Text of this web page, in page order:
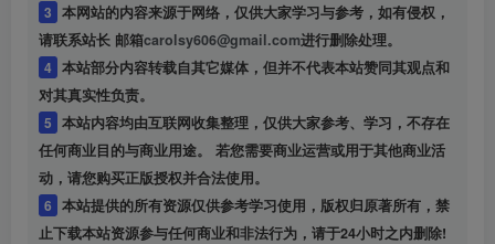
3 本网站的内容来源于网络，仅供大家学习与参考，如有侵权，
请联系站长 邮箱carolsy606@gmail.com进行删除处理。
4 本站部分内容转载自其它媒体，但并不代表本站赞同其观点和
对其真实性负责。
5
任何商业目的与商业用途。 若您需要商业运营或用于其他商业活
动，请您购买正版授权并合法使用。
6 本站提供的所有资源仅供参考学习使用，版权归原著所有，禁
止下载本站资源参与任何商业和非法行为，请于24小时之内删除!